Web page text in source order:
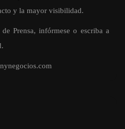
y la mayor visibilidad.
Prensa, infórmese o escriba a